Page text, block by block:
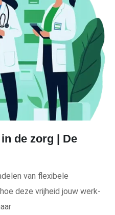
de zorg | De
van flexibele
deze vrijheid jouw werk-